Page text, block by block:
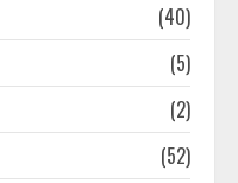
(40)
(5)
(2)
(52)
ट्रैफिक प्रबंधन परियोजना